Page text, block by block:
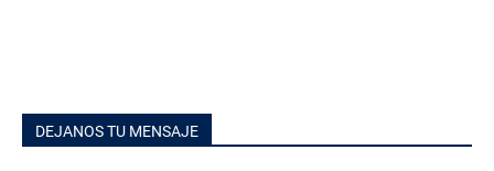
DEJANOS TU MENSAJE